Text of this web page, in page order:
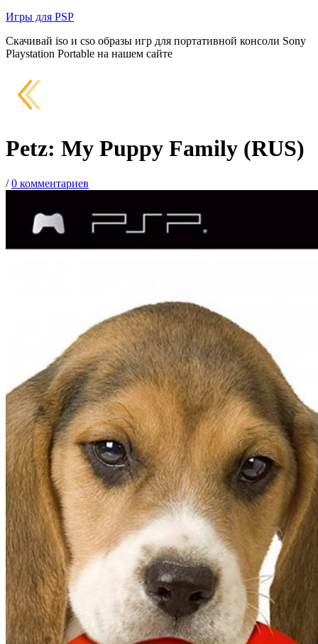
Игры для PSP
Скачивай iso и cso образы игр для портативной консоли Sony
Playstation Portable на нашем сайте
Petz: My Puppy Family (RUS)
/0 комментариев